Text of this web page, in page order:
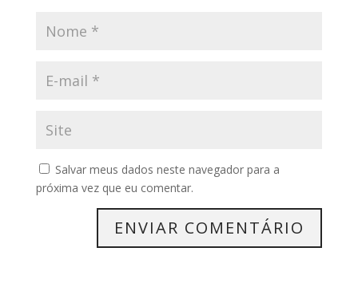
Salvar meus dados neste navegador para a
próxima vez que eu comentar.